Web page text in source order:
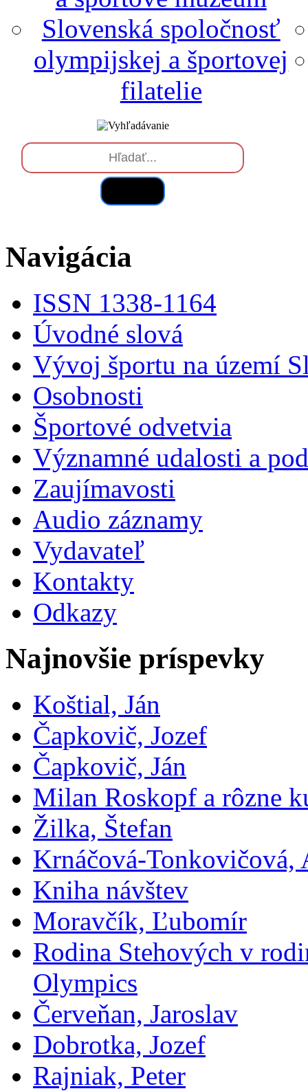
Slovenská spoločnosť
olympijskej a športovej
filatelie
Navigácia
ISSN 1338-1164
Úvodné slová
Vývoj športu na území
Osobnosti
Športové odvetvia
Významné udalosti a
Zaujímavosti
Audio záznamy
Vydavateľ
Kontakty
Odkazy
Najnovšie príspevky
Koštial, Ján
Čapkovič, Jozef
Čapkovič, Ján
Milan Roskopf a rôzne
Žilka, Štefan
Krnáčová-Tonkovičová,
Kniha návštev
Moravčík, Ľubomír
Rodina Stehových v
Olympics
Červeňan, Jaroslav
Dobrotka, Jozef
Rajniak, Peter